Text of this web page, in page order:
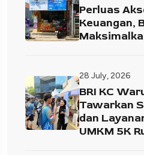
Perluas
Keuangan,
28 July, 2026
BRI KC
Tawarkan
dan
UMKM 5K